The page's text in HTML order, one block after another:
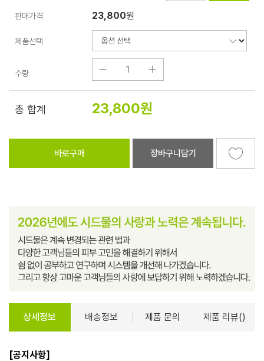
판매가격 23,800원
제품선택
수량
총 합계 23,800원
바로구매 장바구니담기
상세정보 배송정보 제품 문의 제품 리뷰()
[공지사항]